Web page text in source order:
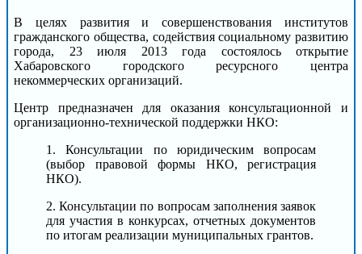
В целях развития и совершенствования институтов
гражданского общества, содействия социальному развитию
города, 23 июля 2013 года состоялось открытие
Хабаровского городского ресурсного центра
некоммерческих организаций.
Центр предназначен для оказания консультационной и
организационно-технической поддержки НКО:
1. Консультации по юридическим вопросам
(выбор правовой формы НКО, регистрация
НКО).
2. Консультации по вопросам заполнения заявок
для участия в конкурсах, отчетных документов
по итогам реализации муниципальных грантов.